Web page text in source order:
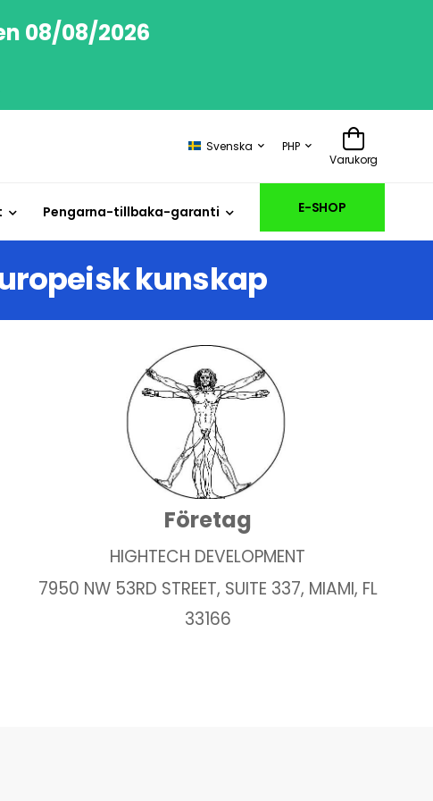
08/08/2026
Svenska
PHP
Varukorg
Pengarna-tillbaka-garanti E-SHOP
kunskap
Företag
HIGHTECH DEVELOPMENT
7950 NW 53RD STREET, SUITE 337, MIAMI, FL
33166